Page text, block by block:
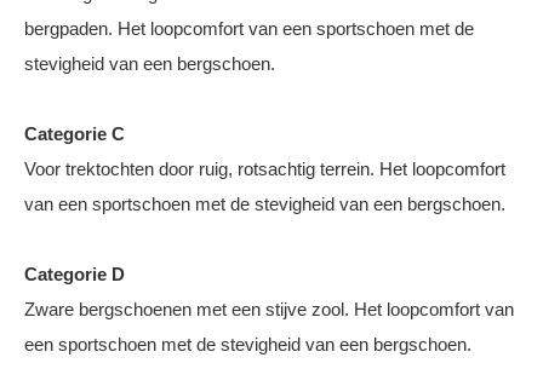
bergpaden. Het loopcomfort van een sportschoen met de
stevigheid van een bergschoen.
Categorie C
Voor trektochten door ruig, rotsachtig terrein. Het loopcomfort
van een sportschoen met de stevigheid van een bergschoen.
Categorie D
Zware bergschoenen met een stijve zool. Het loopcomfort van
een sportschoen met de stevigheid van een bergschoen.